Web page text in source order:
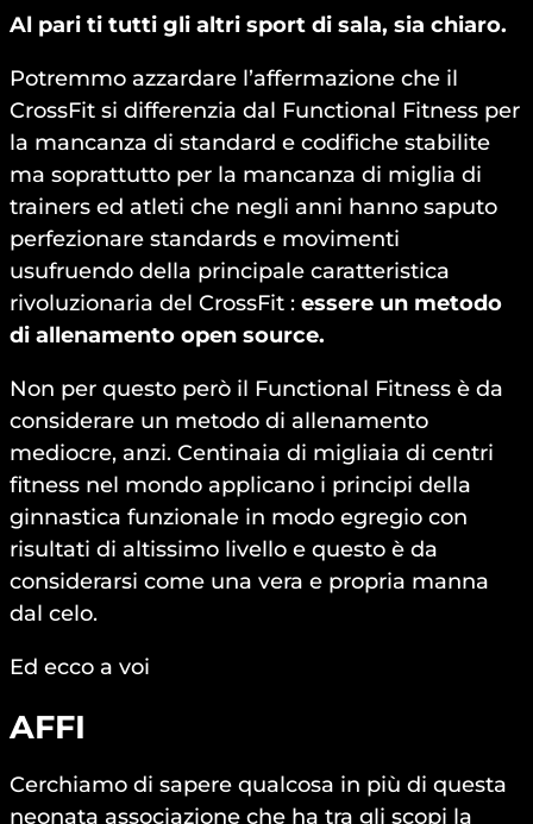
Al pari ti tutti gli altri sport di sala, sia chiaro.
Potremmo azzardare l’affermazione che il
CrossFit si differenzia dal Functional Fitness per
la mancanza di standard e codifiche stabilite
ma soprattutto per la mancanza di miglia di
trainers ed atleti che negli anni hanno saputo
perfezionare standards e movimenti
usufruendo della principale caratteristica
rivoluzionaria del CrossFit : essere un metodo
di allenamento open source.
Non per questo però il Functional Fitness è da
considerare un metodo di allenamento
mediocre, anzi. Centinaia di migliaia di centri
fitness nel mondo applicano i principi della
ginnastica funzionale in modo egregio con
risultati di altissimo livello e questo è da
considerarsi come una vera e propria manna
dal celo.
Ed ecco a voi
AFFI
Cerchiamo di sapere qualcosa in più di questa
neonata associazione che ha tra gli scopi la